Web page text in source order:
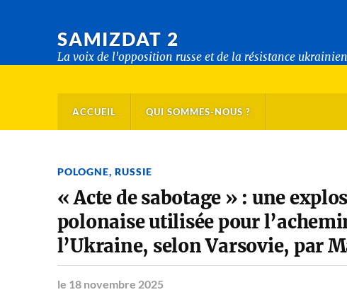
SAMIZDAT 2
La voix de l'opposition russe et de la résistance
ACCUEIL QUI SOMMES-NOUS ?
POLOGNE, RUSSIE
« Acte de sabotage » : une
polonaise utilisée pour
l’Ukraine, selon Varsovie, par
le 18 novembre 2025